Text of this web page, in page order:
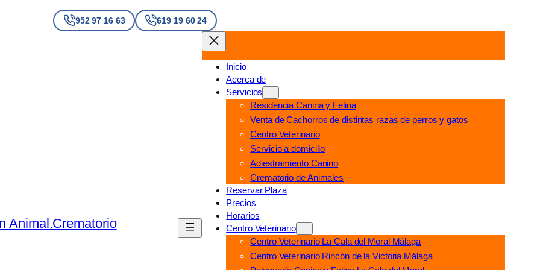
952 97 16 63 619 19 60 24
Inicio
Acerca de
Servicios
Residencia Canina y Felina
Venta de Cachorros de distintas razas de perros y gatos
Centro Veterinario
Servicio a domicilio
Adiestramiento Canino
Crematorio de Animales
Reservar Plaza
Precios
Horarios
Centro Veterinario
Centro Veterinario La Cala del Moral Málaga
Centro Veterinario Rincón de la Victoria Málaga